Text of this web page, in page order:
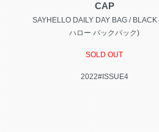
CAP
SAYHELLO DAILY DAY BAG / BLACK
ハロー バックパック)
SOLD OUT
2022#ISSUE4